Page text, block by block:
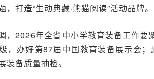
，打造“生动典藏·熊猫阅读”活动品牌。
，2026年全省中小学教育装备工作要
，办好第87届中国教育装备展示会
装备质量抽检。